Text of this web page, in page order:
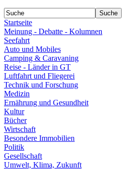
Startseite
Meinung - Debatte - Kolumnen
Seefahrt
Auto und Mobiles
Camping & Caravaning
Reise - Länder in GT
Luftfahrt und Fliegerei
Technik und Forschung
Medizin
Ernährung und Gesundheit
Kultur
Bücher
Wirtschaft
Besondere Immobilien
Politik
Gesellschaft
Umwelt, Klima, Zukunft